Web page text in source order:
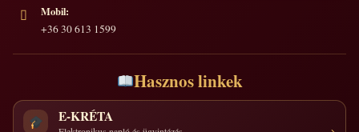
▯
Mobil:
+36 30 613 1599
Hasznos linkek
E-KRÉTA